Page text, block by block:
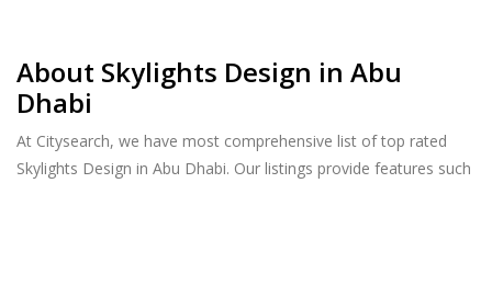
About Skylights Design in Abu
Dhabi
At Citysearch, we have most comprehensive list of top rated
Skylights Design in Abu Dhabi. Our listings provide features such